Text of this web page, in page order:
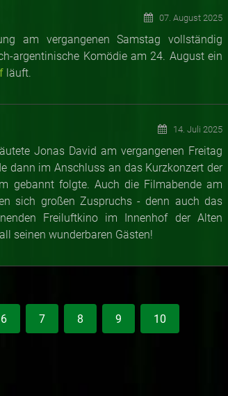
07. August 2025
am vergangenen Samstag vollständig
argentinische Komödie am 24. August ein
läuft.
14. Juli 2025
Jonas David am vergangenen Freitag
dann im Anschluss an das Kurzkonzert der
gebannt folgte. Auch die Filmabende am
sich großen Zuspruchs - denn auch das
Freiluftkino im Innenhof der Alten
seinen wunderbaren Gästen!
6 7 8 9 10